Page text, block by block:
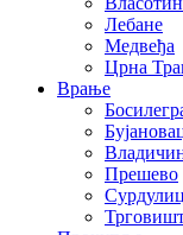
Лебане
Медвеђа
Црна
Врање
Прешево